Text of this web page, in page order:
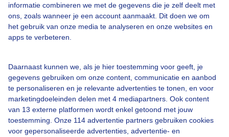
informatie combineren we met de gegevens die je zelf deelt met
ons, zoals wanneer je een account aanmaakt. Dit doen we om
het gebruik van onze media te analyseren en onze websites en
apps te verbeteren.
Daarnaast kunnen we, als je hier toestemming voor geeft, je
gegevens gebruiken om onze content, communicatie en aanbod
te personaliseren en je relevante advertenties te tonen, en voor
marketingdoeleinden delen met 4 mediapartners. Ook content
van 13 externe platformen wordt enkel getoond met jouw
toestemming. Onze 114 advertentie partners gebruiken cookies
voor gepersonaliseerde advertenties, advertentie- en
Bekijk slideshow
Een moment geduld aub...